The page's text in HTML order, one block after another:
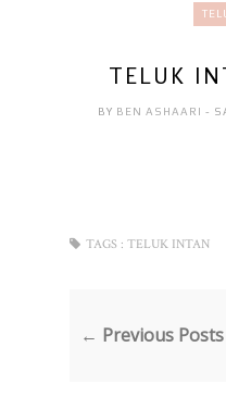
TELUK
BY BEN ASHAARI-
TAGS : TELUK INTAN
← Previous Posts